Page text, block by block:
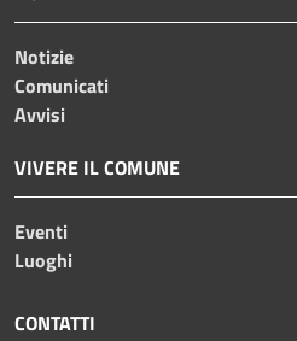
Notizie
Comunicati
Avvisi
VIVERE IL COMUNE
Eventi
Luoghi
CONTATTI